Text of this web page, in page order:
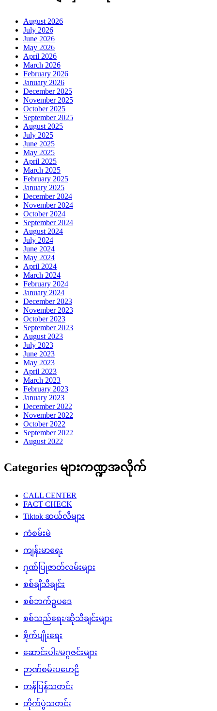
August 2026
July 2026
June 2026
May 2026
April 2026
March 2026
February 2026
January 2026
December 2025
November 2025
October 2025
September 2025
August 2025
July 2025
June 2025
May 2025
April 2025
March 2025
February 2025
January 2025
December 2024
November 2024
October 2024
September 2024
August 2024
July 2024
June 2024
May 2024
April 2024
March 2024
February 2024
January 2024
December 2023
November 2023
October 2023
September 2023
August 2023
July 2023
June 2023
May 2023
April 2023
March 2023
February 2023
January 2023
December 2022
November 2022
October 2022
September 2022
August 2022
Categories များကဏ္ဍအလိုက်
CALL CENTER
FACT CHECK
Tiktok ဆယ်လီများ
ကံစမ်းမဲ
ကျန်းမာရေး
ဂုဏ်ပြုဇာတ်လမ်းများ
စစ်ချီသီချင်း
စစ်ဘက်ဥပဒေ
စစ်သည်ရေး/ဆိုသီချင်းများ
စိုက်ပျိုးရေး
ဆောင်းပါး/မဂ္ဂဇင်းများ
ဉာဏ်စမ်းပဟေဠိ
တန်ပြန်သတင်း
တိုက်ပွဲသတင်း